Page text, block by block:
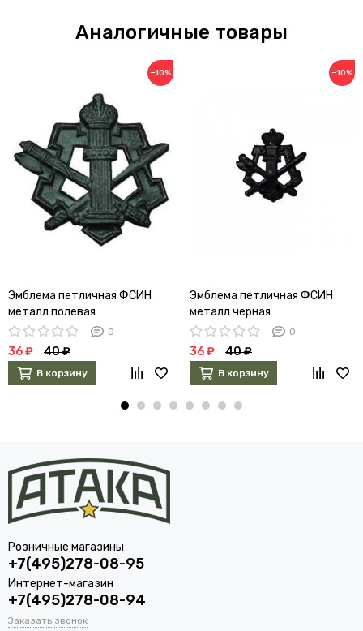
Аналогичные товары
−10%
Эмблема петличная ФСИН
металл полевая
0
36 ₽ 40 ₽
В корзину
−10%
Эмблема петличная ФСИН
металл черная
0
36 ₽ 40 ₽
В корзину
Розничные магазины
+7(495)278-08-95
Интернет-магазин
+7(495)278-08-94
Заказать звонок